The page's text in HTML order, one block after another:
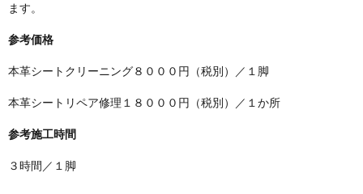
ます。
参考価格
本革シートクリーニング８０００円（税別）／１脚
本革シートリペア修理１８０００円（税別）／１か所
参考施工時間
３時間／１脚